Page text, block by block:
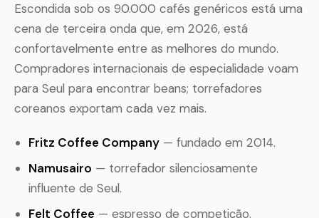
Escondida sob os 90.000 cafés genéricos está uma
cena de terceira onda que, em 2026, está
confortavelmente entre as melhores do mundo.
Compradores internacionais de especialidade voam
para Seul para encontrar beans; torrefadores
coreanos exportam cada vez mais.
Fritz Coffee Company — fundado em 2014.
Namusairo — torrefador silenciosamente
influente de Seul.
Felt Coffee — espresso de competição.